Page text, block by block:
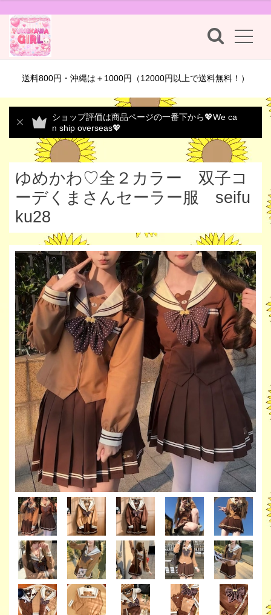
送料800円・沖縄は＋1000円（12000円以上で送料無料！）
ショップ評価は商品ページの一番下から💖We ca
n ship overseas💖
ゆめかわ♡全２カラー 双子コ
ーデくまさんセーラー服 seifu
ku28